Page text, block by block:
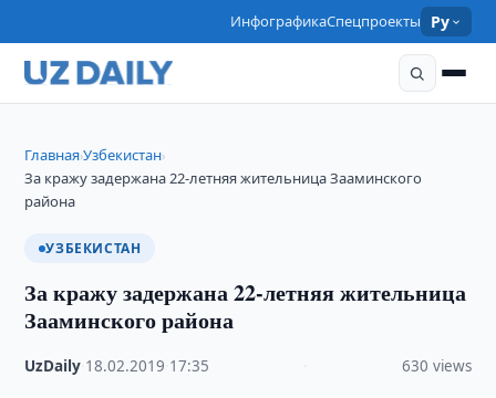
ИнфографикаСпецпроекты Ру
Главная›Узбекистан›
За кражу задержана 22-летняя жительница Зааминского
района
УЗБЕКИСТАН
За кражу задержана 22-летняя жительница
Зааминского района
UzDaily 18.02.2019 17:35 630 views